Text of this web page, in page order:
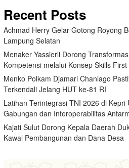
Recent Posts
Achmad Herry Gelar Gotong Royong
Lampung Selatan
Menaker Yassierli Dorong
Kompetensi melalui Konsep Skills First
Menko Polkam Djamari Chaniago
Terkendali Jelang HUT ke-81 RI
Latihan Terintegrasi TNI 2026 di Kepri
Gabungan dan Interoperabilitas
Kajati Sulut Dorong Kepala Daerah
Kawal Pembangunan dan Dana Desa